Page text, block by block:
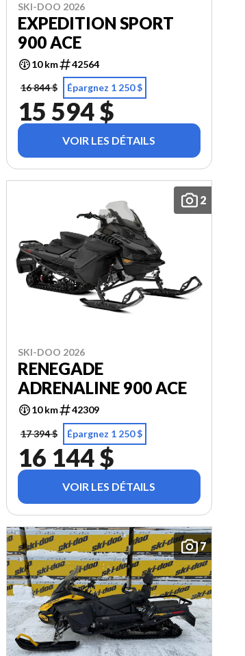
SKI-DOO 2026
EXPEDITION SPORT
900 ACE
10 km
42564
16 844 $
Épargnez 1 250 $
15 594 $
VOIR LES DÉTAILS
2
SKI-DOO 2026
RENEGADE
ADRENALINE 900 ACE
10 km 42309
17 394 $ Épargnez 1 250 $
16 144 $
VOIR LES DÉTAILS
7